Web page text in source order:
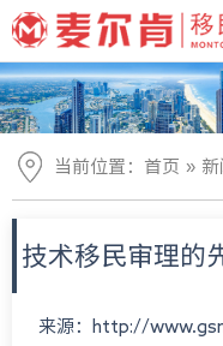
当前位置： 首页 »
技术移民审理的
来源：http://